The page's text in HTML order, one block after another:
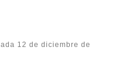
12 de diciembre de